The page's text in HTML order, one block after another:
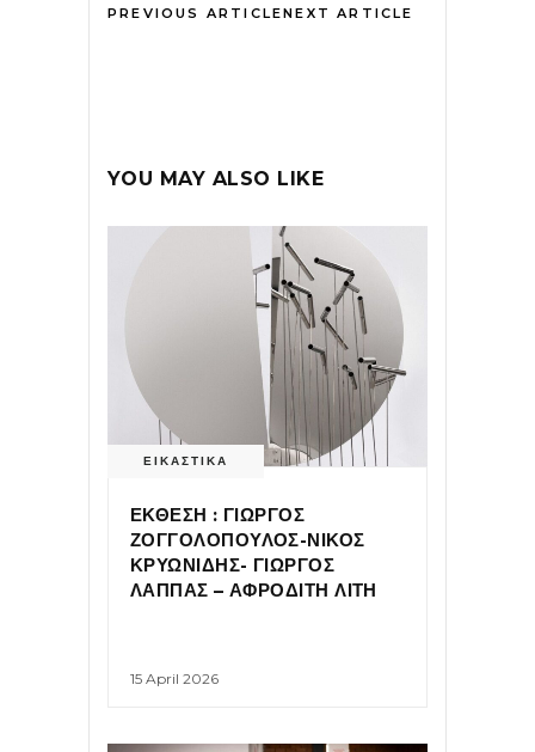
PREVIOUS ARTICLENEXT ARTICLE
YOU MAY ALSO LIKE
ΕΙΚΑΣΤΙΚΑ
ΕΚΘΕΣΗ : ΓΙΩΡΓΟΣ
ΖΟΓΓΟΛΟΠΟΥΛΟΣ-ΝΙΚΟΣ
ΚΡΥΩΝΙΔΗΣ- ΓΙΩΡΓΟΣ
ΛΑΠΠΑΣ – ΑΦΡΟΔΙΤΗ ΛΙΤΗ
15 April 2026